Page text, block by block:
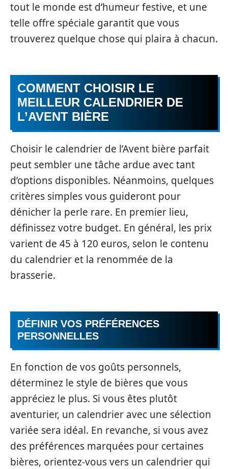
tout le monde est d’humeur festive, et une
telle offre spéciale garantit que vous
trouverez quelque chose qui plaira à chacun.
COMMENT CHOISIR LE
MEILLEUR CALENDRIER DE
L’AVENT BIÈRE
Choisir le calendrier de l’Avent bière parfait
peut sembler une tâche ardue avec tant
d’options disponibles. Néanmoins, quelques
critères simples vous guideront pour
dénicher la perle rare. En premier lieu,
définissez votre budget. En général, les prix
varient de 45 à 120 euros, selon le contenu
du calendrier et la renommée de la
brasserie.
DÉFINIR VOS PRÉFÉRENCES
PERSONNELLES
En fonction de vos goûts personnels,
déterminez le style de bières que vous
appréciez le plus. Si vous êtes plutôt
aventurier, un calendrier avec une sélection
variée sera idéal. En revanche, si vous avez
des préférences marquées pour certaines
bières, orientez-vous vers un calendrier qui